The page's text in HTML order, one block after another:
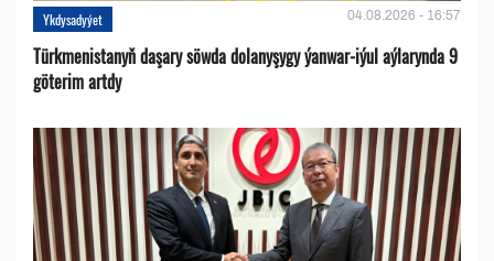
Ykdysadyýet 04.08.2026 - 16:57
Türkmenistanyň daşary söwda dolanyşygy ýanwar-iýul aýlarynda 9
göterim artdy